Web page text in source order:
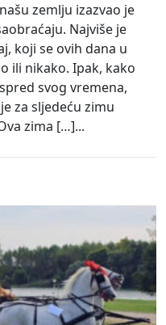
zemlju izazvao je
Najviše je
koji se ovih dana u
ili nikako. Ipak, kako
svog vremena,
za sljedeću zimu
zima […]...